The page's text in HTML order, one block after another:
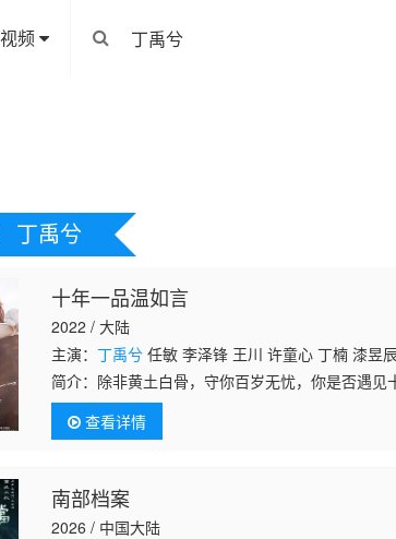
视频
丁禹兮
十年一品温如言
2022 / 大陆
主演：丁禹兮 任敏 李泽锋 王川 许童心 丁楠 漆昱
简介： 除非黄土白骨，守你百岁无忧，你是否遇
的温衡（任敏 饰）第一次被接回北方温家，命运的
年纠缠。一个是低眉
查看详情
南部档案
2026 / 中国大陆